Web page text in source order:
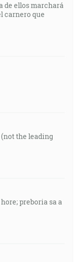
de ellos marchará
carnero que
the leading
preboria sa a